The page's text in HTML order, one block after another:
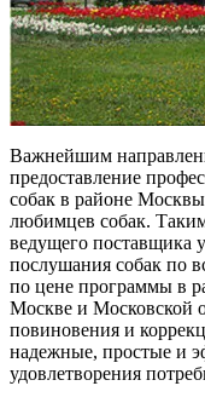
Важнейшим
предоставление
собак в районе
любимцев собак.
ведущего поставщика
послушания собак по
по цене программы в
Москве и Московской
повиновения и
надежные, простые и
удовлетворения